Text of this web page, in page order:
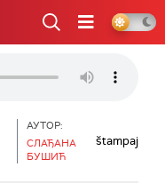
АУТОР:
СЛАЂАНА
БУШИЋ
štampaj